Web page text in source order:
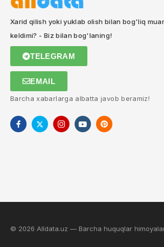
Xarid qilish yoki yuklab olish bilan bog'liq
keldimi? - Biz bilan bog'laning!
TELEGRAM
EMAIL
Barcha xabarlarga albatta javob beramiz!
© 2026 Alldata.uz — Barcha huquqlar